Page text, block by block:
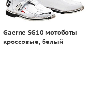
Gaerne SG10 мотоботы
кроссовые, белый